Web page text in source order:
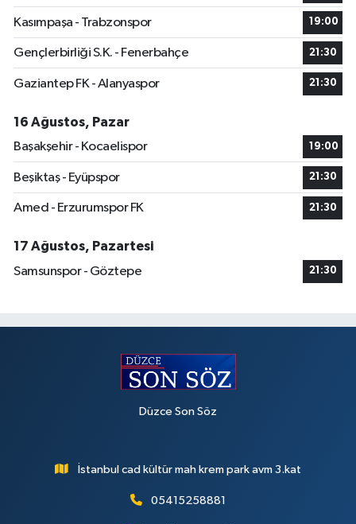
Kasımpaşa - Trabzonspor 19:00
Gençlerbirliği S.K. - Fenerbahçe 21:30
Gaziantep FK - Alanyaspor 21:30
16 Ağustos, Pazar
Başakşehir - Kocaelispor
19:00
Beşiktaş - Eyüpspor 21:30
Amed - Erzurumspor FK 21:30
17 Ağustos, Pazartesi
Samsunspor - Göztepe
21:30
Düzce Son Söz
İstanbul cad kültür mah krem park avm 3.kat
05415258881